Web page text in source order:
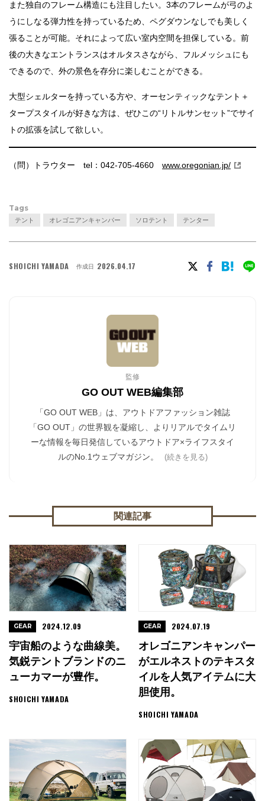
また独自のフレーム構造にも注目したい。3本のフレームが弓のよ
うにしなる弾力性を持っているため、ペグダウンなしでも美しく
張ることが可能。それによって広い室内空間を担保している。前
後の大きなエントランスはオルタスさながら、フルメッシュにも
できるので、外の景色を存分に楽しむことができる。
大型シェルターを持っている方や、オーセンティックなテント＋
タープスタイルが好きな方は、ぜひこの“リトルサンセット”でサイ
トの拡張を試して欲しい。
（問）トラウター tel：042-705-4660 www.oregonian.jp/
Tags
テント オレゴニアンキャンパー ソロテント テンター
SHOICHI YAMADA 作成日 2026.04.17
監修
GO OUT WEB編集部
「GO OUT WEB」は、アウトドアファッション雑誌
「GO OUT」の世界観を凝縮し、よりリアルでタイムリ
ーな情報を毎日発信しているアウトドア×ライフスタイ
ルのNo.1ウェブマガジン。
(続きを見る)
関連記事
宇宙船のような曲線美。
気鋭テントブランドのニ
ューカマーが豊作。
SHOICHI YAMADA
GEAR 2024.12.09
オレゴニアンキャンパー
がエルネストのテキスタ
イルを人気アイテムに大
胆使用。
SHOICHI YAMADA
GEAR 2024.07.19